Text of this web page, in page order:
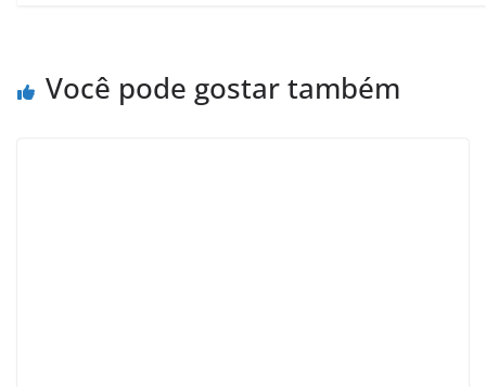
Você pode gostar também